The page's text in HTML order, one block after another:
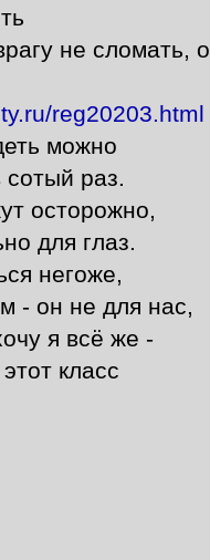
не сломать,
reg20203.html
можно
сотый раз.
осторожно,
для глаз.
негоже,
- он не для нас,
я всё же -
класс